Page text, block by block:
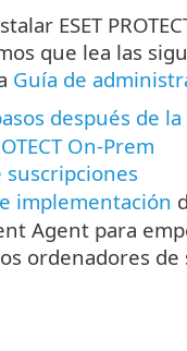
ESET
que lea las
Guía de
después de
On-Prem
suscripciones
implementación
Agent para
ordenadores de